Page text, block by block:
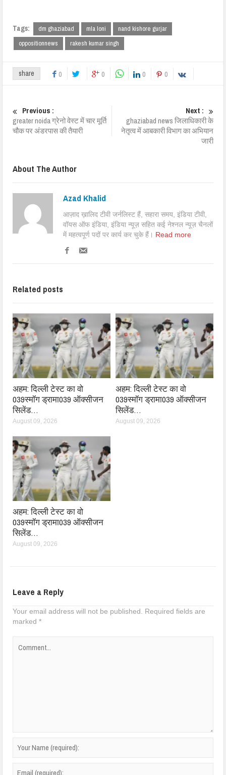
Tags: dm ghaziabad mla loni
nand kishore gurjar
oppositionnews
rakesh kumar singh
share 0 0 0 0
Previous :
greater noida ग्रेनो वेस्ट में चार मूर्ति
चौक पर अंडरपास की तैयारी
Next :
ghaziabad news जिलाधिकारी के
नेतृत्व में आबकारी विभाग का अभियान
जारी
About The Author
Azad Khalid
आज़ाद ख़ालिद टीवी जर्नलिस्ट हैं, सहारा समय, इंडिया टीवी,
वॉयस ऑफ इंडिया, इंडिया न्यूज़ सहित कई नेश्नल न्यूज़ चैनलों
में महत्वपूर्ण पदों पर कार्य कर चुके हैं। Read more
Related posts
अहम: दिल्ली टेस्ट का वो
039स्मॉग ड्रामा039 ऑक्सीजन
सिलेंड…
August 09, 2026
अहम: दिल्ली टेस्ट का वो
039स्मॉग ड्रामा039 ऑक्सीजन
सिलेंड…
August 09, 2026
अहम: दिल्ली टेस्ट का वो
039स्मॉग ड्रामा039 ऑक्सीजन
सिलेंड…
August 09, 2026
Leave a Reply
Your email address will not be published.
Required fields are
marked*